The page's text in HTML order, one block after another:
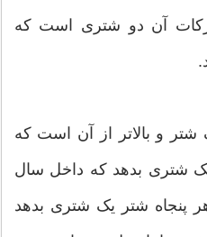
آن دو شتری است كه
و بالاتر از آن است كه
یک شتری بدهد كه داخل سال
پنجاه شتر یک شتری بدهد